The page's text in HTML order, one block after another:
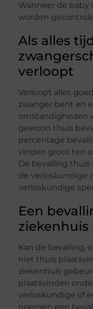
Wanneer de baby
worden
Als alles
verloopt
Verloopt alles
zwanger bent en
omstandigheden
gewoon thuis
percentage
vinden groot ten
De bevalling
de verloskundige
verloskundige
Een
ziekenhuis
Kan de bevalling,
niet thuis
ziekenhuis
plaatsvinden
verloskundige of
noemen een